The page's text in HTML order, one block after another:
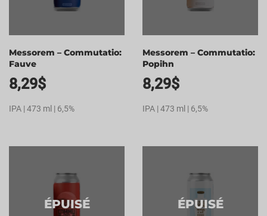
Messorem – Commutatio:
Fauve
8,29$
IPA | 473 ml | 6,5%
Messorem – Commutatio:
Popihn
8,29$
IPA | 473 ml | 6,5%
ÉPUISÉ ÉPUISÉ